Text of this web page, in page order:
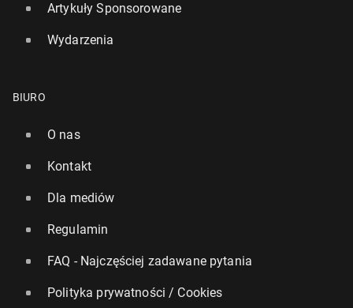
Artykuły Sponsorowane
Wydarzenia
BIURO
O nas
Kontakt
Dla mediów
Regulamin
FAQ - Najczęściej zadawane pytania
Polityka prywatności / Cookies